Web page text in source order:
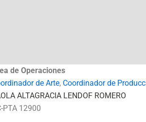
de Operaciones
de Arte, Coordinador de
ALTAGRACIA LENDOF ROMERO
PTA 12900